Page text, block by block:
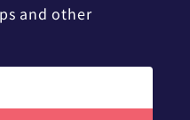
and other